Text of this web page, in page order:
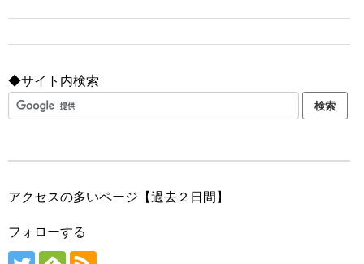
◆サイト内検索
アクセスの多いページ【過去２日間】
フォローする